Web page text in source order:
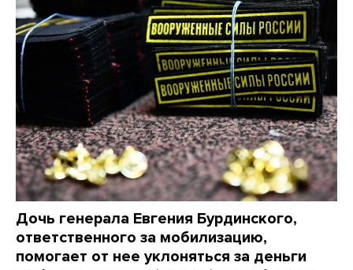
Дочь генерала Евгения Бурдинского,
ответственного за мобилизацию,
помогает от нее уклоняться за деньги